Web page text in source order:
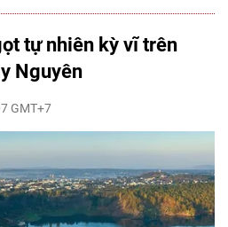
tự nhiên kỳ vĩ trên
Nguyên
GMT+7